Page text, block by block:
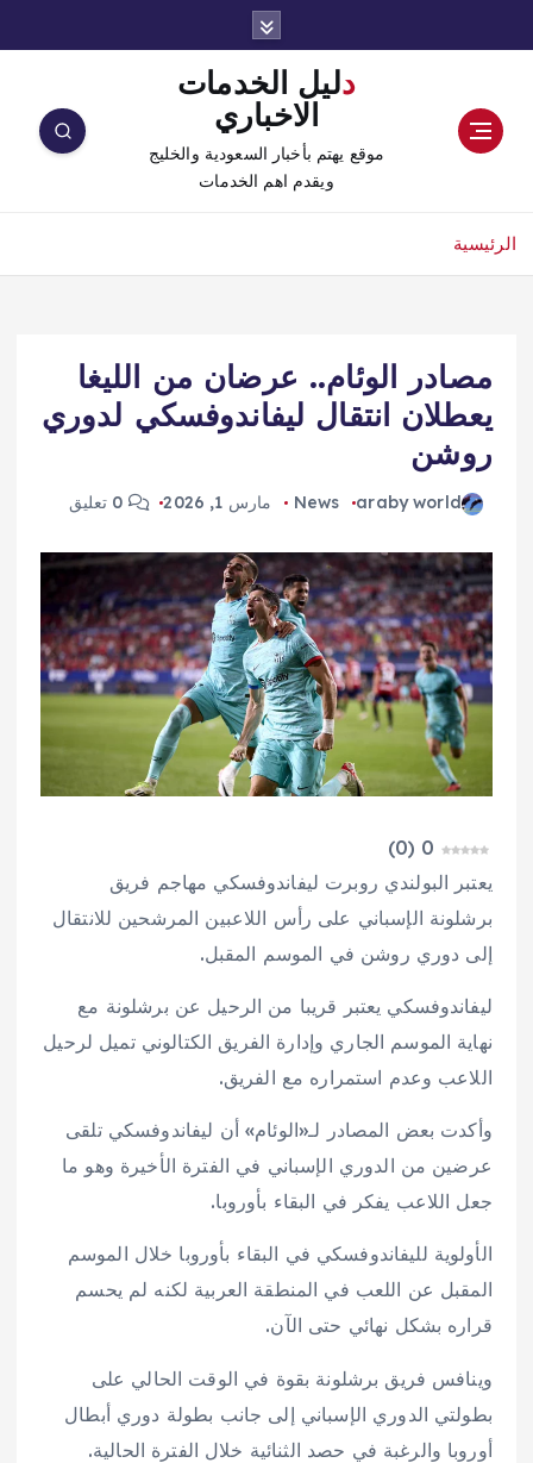
دليل الخدمات
الاخباري
موقع يهتم بأخبار السعودية والخليج
ويقدم اهم الخدمات
الرئيسية
مصادر الوئام.. عرضان من الليغا
يعطلان انتقال ليفاندوفسكي لدوري
روشن
araby world
News مارس 1, 2026
0
(
0
)
يعتبر البولندي روبرت ليفاندوفسكي مهاجم فريق
برشلونة الإسباني على رأس اللاعبين المرشحين للانتقال
إلى دوري روشن في الموسم المقبل.
ليفاندوفسكي يعتبر قريبا من الرحيل عن برشلونة مع
نهاية الموسم الجاري وإدارة الفريق الكتالوني تميل لرحيل
اللاعب وعدم استمراره مع الفريق.
وأكدت بعض المصادر لـ«الوئام» أن ليفاندوفسكي تلقى
عرضين من الدوري الإسباني في الفترة الأخيرة وهو ما
جعل اللاعب يفكر في البقاء بأوروبا.
الأولوية لليفاندوفسكي في البقاء بأوروبا خلال الموسم
المقبل عن اللعب في المنطقة العربية لكنه لم يحسم
قراره بشكل نهائي حتى الآن.
وينافس فريق برشلونة بقوة في الوقت الحالي على
بطولتي الدوري الإسباني إلى جانب بطولة دوري أبطال
أوروبا والرغبة في حصد الثنائية خلال الفترة الحالية.